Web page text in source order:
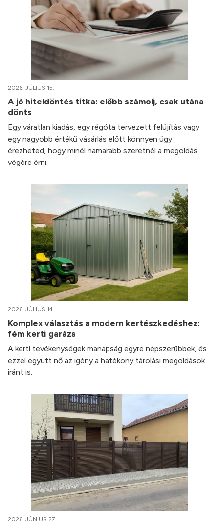
2026. JÚLIUS 15.
A jó hiteldöntés titka: előbb számolj, csak utána
dönts
Egy váratlan kiadás, egy régóta tervezett felújítás vagy
egy nagyobb értékű vásárlás előtt könnyen úgy
érezheted, hogy minél hamarabb szeretnél a megoldás
végére érni.
2026. JÚLIUS 14.
Komplex választás a modern kertészkedéshez:
fém kerti garázs
A kerti tevékenységek manapság egyre népszerűbbek, és
ezzel együtt nő az igény a hatékony tárolási megoldások
iránt is.
2026. JÚNIUS 27.